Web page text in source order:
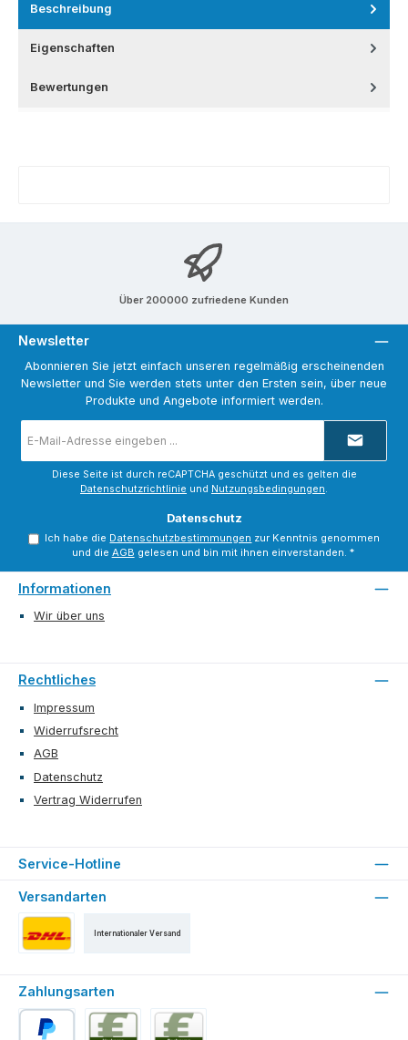
Beschreibung
Eigenschaften
Bewertungen
Über 200000 zufriedene Kunden
Newsletter
Abonnieren Sie jetzt einfach unseren regelmäßig erscheinenden
Newsletter und Sie werden stets unter den Ersten sein, über neue
Produkte und Angebote informiert werden.
Mail-
Adresse
Diese Seite ist durch reCAPTCHA geschützt und es gelten die
Datenschutzrichtlinie und Nutzungsbedingungen.
Datenschutz
Ich habe die Datenschutzbestimmungen zur Kenntnis genommen
und die AGB gelesen und bin mit ihnen einverstanden. *
Informationen
Wir über uns
Rechtliches
Impressum
Widerrufsrecht
AGB
Datenschutz
Vertrag Widerrufen
Service-Hotline
Versandarten
Internationaler Versand
Zahlungsarten